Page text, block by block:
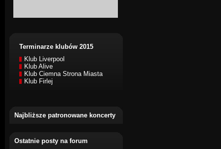
Terminarze klubów 2015
Klub Liverpool
Klub Alive
Klub Ciemna Strona Miasta
Klub Firlej
Najbliższe patronowane koncerty
Ostatnie posty na forum